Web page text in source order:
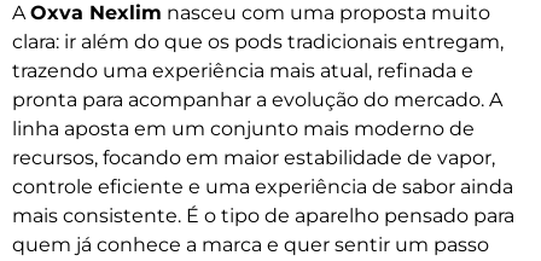
AOxva Nexlim nasceu com uma proposta muito
clara: ir além do que os pods tradicionais entregam,
trazendo uma experiência mais atual, refinada e
pronta para acompanhar a evolução do mercado. A
linha aposta em um conjunto mais moderno de
recursos, focando em maior estabilidade de vapor,
controle eficiente e uma experiência de sabor ainda
mais consistente. É o tipo de aparelho pensado para
quem já conhece a marca e quer sentir um passo